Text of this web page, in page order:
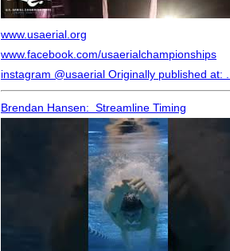
www.usaerial.org
www.facebook.com/usaerialchampionships
instagram @usaerial Originally published at: ...
Brendan Hansen: Streamline Timing